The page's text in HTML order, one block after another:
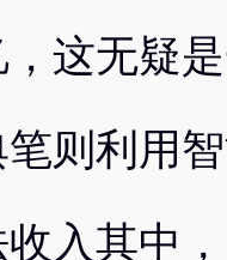
这无疑
则利用
入其中